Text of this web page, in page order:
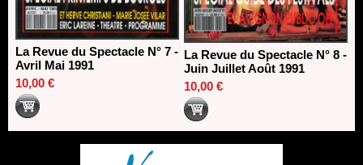
La Revue du Spectacle N° 7 -
Avril Mai 1991
10,00 €
La Revue du Spectacle N° 8 -
Juin Juillet Août 1991
10,00 €